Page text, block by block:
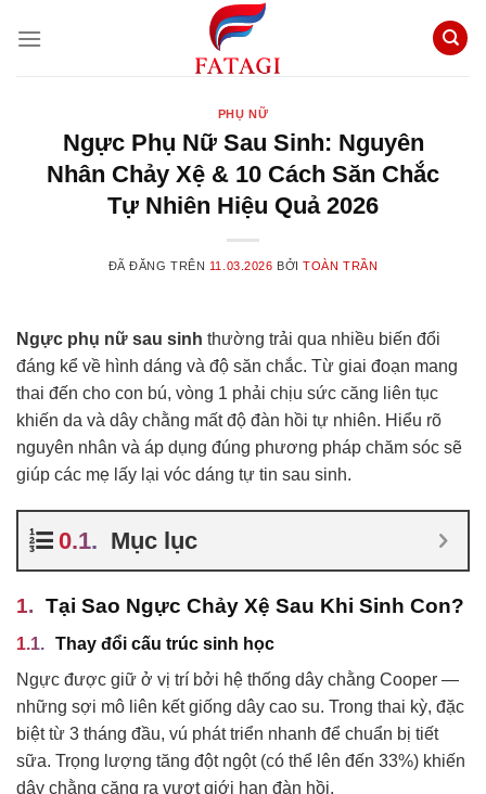
đến
PHỤ NỮ
Ngực Phụ Nữ Sau Sinh: Nguyên
Nhân Chảy Xệ & 10 Cách Săn Chắc
Tự Nhiên Hiệu Quả 2026
ĐÃ ĐĂNG TRÊN 11.03.2026 BỞITOÀN TRẦN
Ngực phụ nữ sau sinh thường trải qua nhiều biến đổi
đáng kể về hình dáng và độ săn chắc. Từ giai đoạn mang
thai đến cho con bú, vòng 1 phải chịu sức căng liên tục
khiến da và dây chằng mất độ đàn hồi tự nhiên. Hiểu rõ
nguyên nhân và áp dụng đúng phương pháp chăm sóc sẽ
giúp các mẹ lấy lại vóc dáng tự tin sau sinh.
Mục lục
Tại Sao Ngực Chảy Xệ Sau Khi Sinh Con?
Thay đổi cấu trúc sinh học
Ngực được giữ ở vị trí bởi hệ thống dây chằng Cooper —
những sợi mô liên kết giống dây cao su. Trong thai kỳ, đặc
biệt từ 3 tháng đầu, vú phát triển nhanh để chuẩn bị tiết
sữa. Trọng lượng tăng đột ngột (có thể lên đến 33%) khiến
dây chằng căng ra vượt giới hạn đàn hồi.